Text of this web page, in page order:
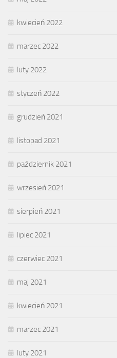
kwiecień 2022
marzec 2022
luty 2022
styczeń 2022
grudzień 2021
listopad 2021
październik 2021
wrzesień 2021
sierpień 2021
lipiec 2021
czerwiec 2021
maj 2021
kwiecień 2021
marzec 2021
luty 2021